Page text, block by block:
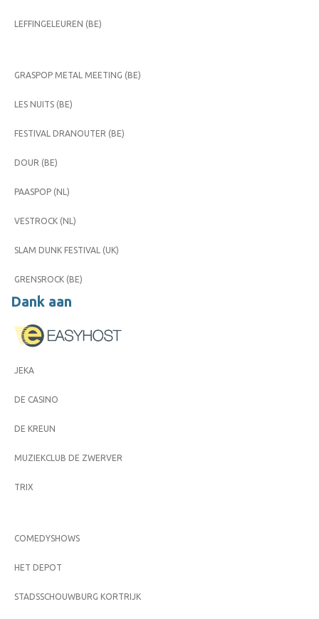
LEFFINGELEUREN (BE)
GRASPOP METAL MEETING (BE)
LES NUITS (BE)
FESTIVAL DRANOUTER (BE)
DOUR (BE)
PAASPOP (NL)
VESTROCK (NL)
SLAM DUNK FESTIVAL (UK)
GRENSROCK (BE)
Dank aan
JEKA
DE CASINO
DE KREUN
MUZIEKCLUB DE ZWERVER
TRIX
COMEDYSHOWS
HET DEPOT
STADSSCHOUWBURG KORTRIJK